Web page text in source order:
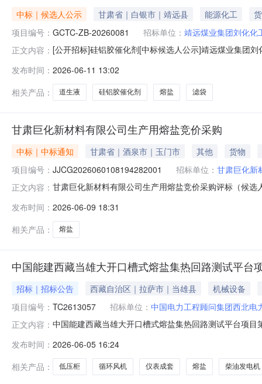
中标｜候选人公示 甘肃省｜白银市｜靖远县 能源化工
项目编号： GCTC-ZB-20260081 招标单位： 靖远煤业集团刘化化
正文内容： [公开招标]硅铝胶催化剂[中标候选人公示]靖远煤业集团
2026-527-01招标人靖远煤业集团刘化化工有限公司招
发布时间： 2026-06-11 13:02
相关产品：
道生液 硅铝胶催化剂 熔盐 滤袋
甘肃巨化新材料有限公司生产用熔盐竞价采购
中标｜中标通知 甘肃省｜酒泉市｜玉门市 其他
货物
项目编号： JJCG2026060108194282001 招标单位： 甘肃巨化新
正文内容： 甘肃巨化新材料有限公司生产用熔盐竞价采购评标（候
标结果有异议，请在公示期间内先向采购人或招标代理
门：巨化招标
发布时间： 2026-06-09 18:31
相关产品：
熔盐
中国能建西藏当雄大开口槽式熔盐集热回路测试平台
招标｜招标公告 西藏自治区｜拉萨市｜当雄县
机械设备
项目编号： TC2613057 招标单位： 中国电力工程顾问集团西北电
正文内容： 中国能建西藏当雄大开口槽式熔盐集热回路测试平台项
平台项目第1批设备采购附件下载查看
发布时间： 2026-06-05 16:24
相关产品：
低压柜 循环风机 仪表成套 熔盐 柴油发电机